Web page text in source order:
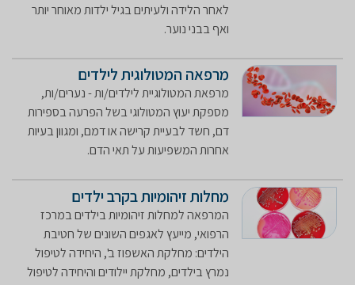
לאחר הלידה ולעיתים בגיל ילדות מאוחר יותר
ואף בבני נוער.
מרפאה המטולוגית לילדים
מרפאת המטולוגיית לילדים/ות - נערים/ות,
מספקת יעוץ המטולוגי בשל הפרעה בספירות
דם, חשד לבעיית קרישה או דמם, ומגוון בעיות
אחרות המשפיעות על תאי הדם.
מחלות זיהומיות בקרב ילדים
המרפאה למחלות זיהומיות בילדים במרכז
הרפואי, מייעץ לאגפים השונים של חטיבת
הילדים: מחלקת האשפוז ב', היחידה לטיפול
נמרץ בילדים, מחלקת יילודים והיחידה לטיפול